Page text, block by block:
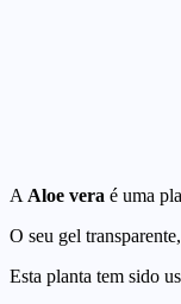
A Aloe vera é uma
O seu gel
Esta planta tem sido